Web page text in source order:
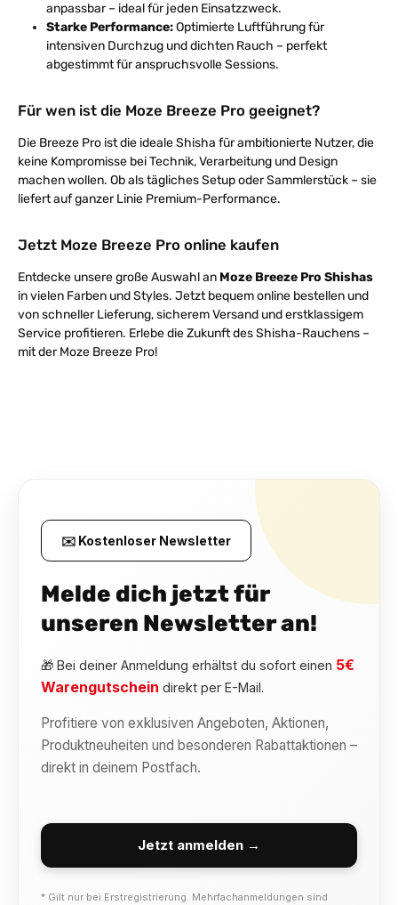
anpassbar – ideal für jeden Einsatzzweck.
Starke Performance:Optimierte Luftführung für
intensiven Durchzug und dichten Rauch – perfekt
abgestimmt für anspruchsvolle Sessions.
Für wen ist die Moze Breeze Pro geeignet?
Die Breeze Pro ist die ideale Shisha für ambitionierte Nutzer, die
keine Kompromisse bei Technik, Verarbeitung und Design
machen wollen. Ob als tägliches Setup oder Sammlerstück – sie
liefert auf ganzer Linie Premium-Performance.
Jetzt Moze Breeze Pro online kaufen
Entdecke unsere große Auswahl an Moze Breeze Pro Shishas
in vielen Farben und Styles. Jetzt bequem online bestellen und
von schneller Lieferung, sicherem Versand und erstklassigem
Service profitieren. Erlebe die Zukunft des Shisha-Rauchens –
mit der Moze Breeze Pro!
✉️ Kostenloser Newsletter
Melde dich jetzt für
unseren Newsletter an!
🎁 Bei deiner Anmeldung erhältst du sofort einen 5€
Warengutschein direkt per E-Mail.
Profitiere von exklusiven Angeboten, Aktionen,
Produktneuheiten und besonderen Rabattaktionen –
direkt in deinem Postfach.
Jetzt anmelden →
* Gilt nur bei Erstregistrierung. Mehrfachanmeldungen sind